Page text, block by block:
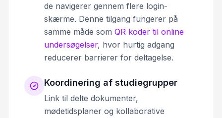
de navigerer gennem flere login-
skærme. Denne tilgang fungerer på
samme måde som QR koder til online
undersøgelser, hvor hurtig adgang
reducerer barrierer for deltagelse.
Koordinering af studiegrupper
Link til delte dokumenter,
mødetidsplaner og kollaborative